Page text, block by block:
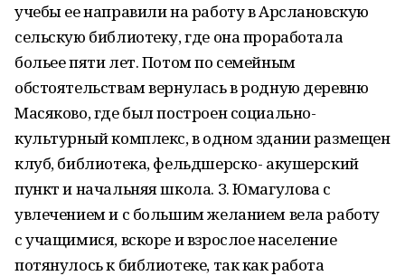
учебы ее направили на работу в Арслановскую
сельскую библиотеку, где она проработала
больее пяти лет. Потом по семейным
обстоятельствам вернулась в родную деревню
Масяково, где был построен социально-
культурный комплекс, в одном здании размещен
клуб, библиотека, фельдшерско- акушерский
пункт и начальняя школа. З. Юмагулова с
увлечением и с большим желанием вела работу
с учащимися, вскоре и взрослое население
потянулось к библиотеке, так как работа